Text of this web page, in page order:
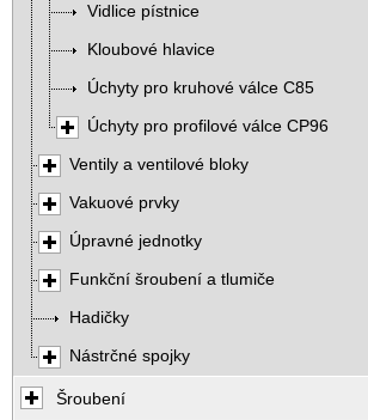
Vidlice pístnice
Kloubové hlavice
Úchyty pro kruhové válce C85
Úchyty pro profilové válce CP96
Ventily a ventilové bloky
Vakuové prvky
Úpravné jednotky
Funkční šroubení a tlumiče
Hadičky
Nástrčné spojky
Šroubení